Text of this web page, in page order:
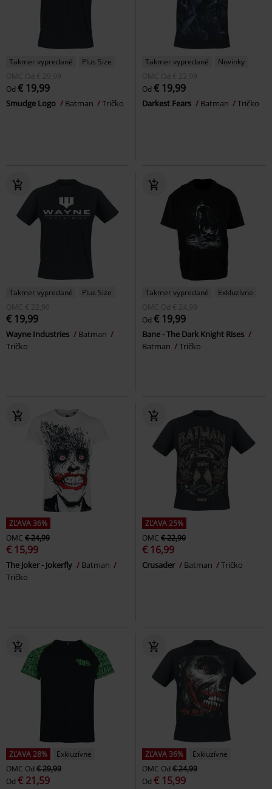
Takmer vypredané
Plus Size
OMC Od € 29,99
Od € 19,99
Smudge Logo Batman Tričko
Takmer vypredané
Novinky
OMC Od € 22,99
Od € 19,99
Darkest Fears Batman Tričko
Takmer vypredané
Plus Size
OMC € 22,90
€ 19,99
Wayne Industries
Batman
Tričko
Takmer vypredané
Exkluzívne
OMC Od € 24,99
Od € 19,99
Bane - The Dark Knight Rises
Batman
Tričko
ZĽAVA 36%
OMC € 24,99
€ 15,99
The Joker - Jokerfly
Batman
Tričko
ZĽAVA 25%
OMC € 22,90
€ 16,99
Crusader Batman Tričko
ZĽAVA 28%
Exkluzívne
OMC Od € 29,99
Od € 21,59
ZĽAVA 36%
Exkluzívne
OMC Od € 24,99
Od € 15,99